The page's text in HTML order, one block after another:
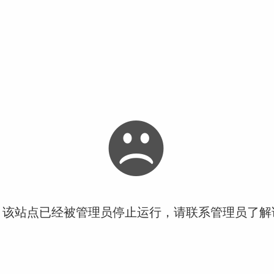
站点已经被管理员停止运行，请联系管理员了